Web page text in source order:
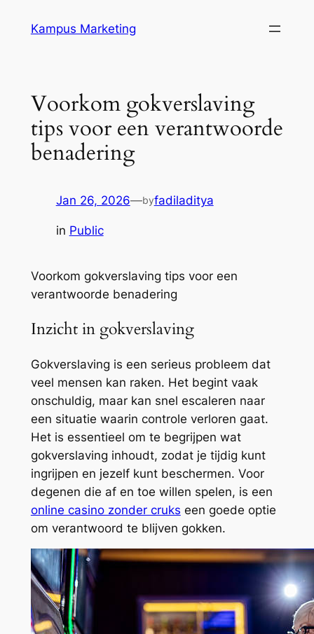
Kampus Marketing
Voorkom gokverslaving
tips voor een verantwoorde
benadering
Jan 26, 2026—byfadiladitya
in Public
Voorkom gokverslaving tips voor een
verantwoorde benadering
Inzicht in gokverslaving
Gokverslaving is een serieus probleem dat
veel mensen kan raken. Het begint vaak
onschuldig, maar kan snel escaleren naar
een situatie waarin controle verloren gaat.
Het is essentieel om te begrijpen wat
gokverslaving inhoudt, zodat je tijdig kunt
ingrijpen en jezelf kunt beschermen. Voor
degenen die af en toe willen spelen, is een
online casino zonder cruks een goede optie
om verantwoord te blijven gokken.